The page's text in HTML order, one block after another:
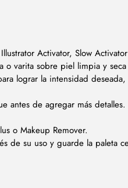
Activator, Slow
o varita sobre piel limpia y
lograr la intensidad
antes de agregar más detalles.
o Makeup Remover.
de su uso y guarde la paleta